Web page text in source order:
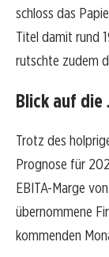
schloss das
Titel damit rund
rutschte zudem
Blick auf die
Trotz des
Prognose für
EBITA-Marge
übernommene
kommenden